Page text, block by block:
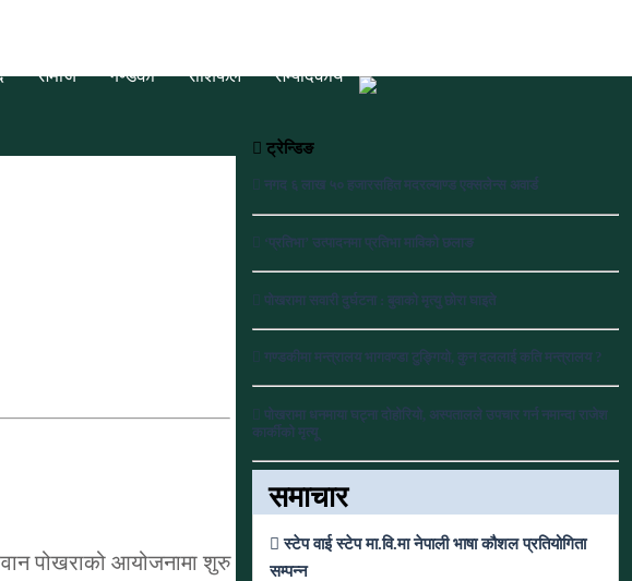
समाज गण्डकी राशिफल सम्पादकीय
पोखराको आयोजनामा शुरु
ट्रेन्डिङ
नगद ६ लाख ५० हजारसहित मदरल्याण्ड एक्सलेन्स अवार्ड
‘प्रतिभा’ उत्पादनमा प्रतिभा माविको छलाङ
पोखरामा सवारी दुर्घटना : बुवाको मृत्यु छोरा घाइते
गण्डकीमा मन्त्रालय भागवण्डा टुङ्गियो, कुन दललाई कति मन्त्रालय ?
पोखरामा धनमाया घट्ना दोहोरियो, अस्पतालले उपचार गर्न नमान्दा राजेश
कार्कीको मृत्यू
समाचार
स्टेप वाई स्टेप मा.वि.मा नेपाली भाषा कौशल प्रतियोगिता
सम्पन्न